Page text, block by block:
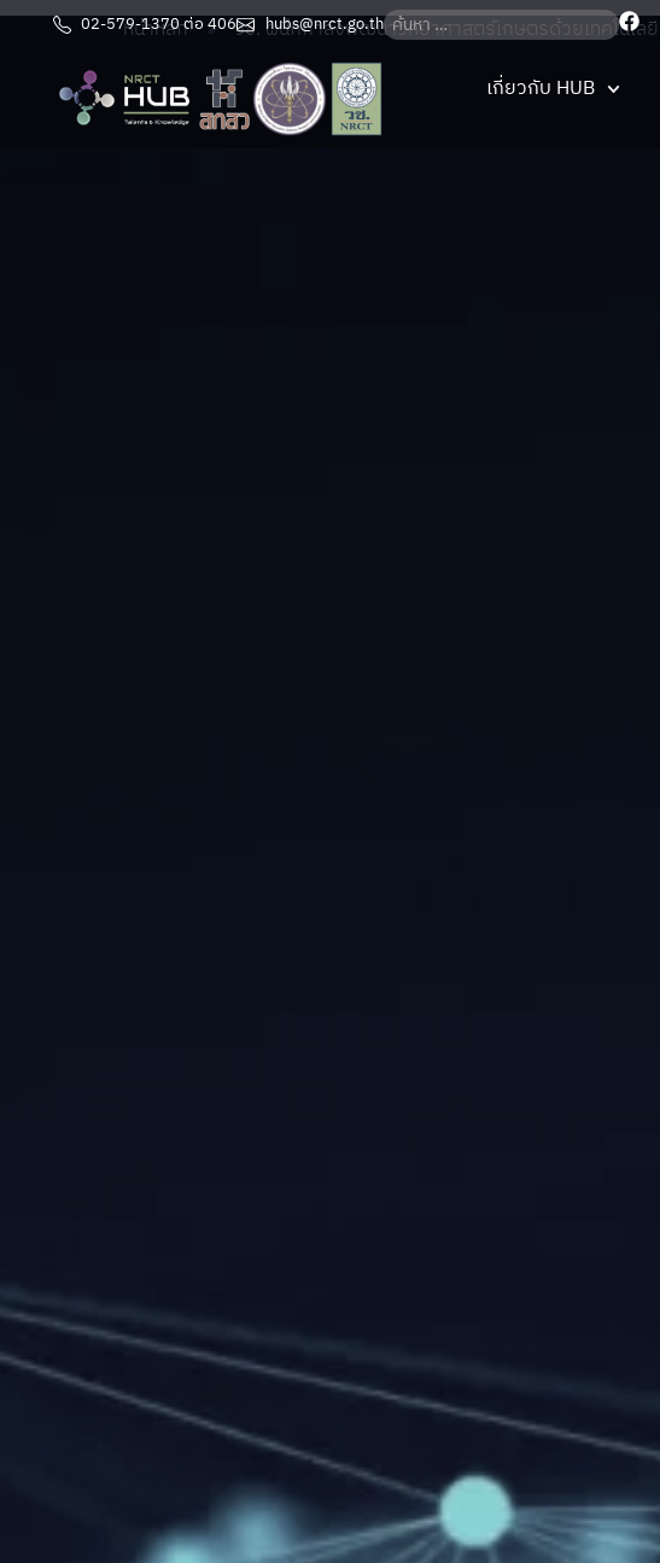
02-579-1370 ต่อ 406 hubs@nrct.go.th
เกี่ยวกับ HUB
หน้าหลัก วช. ผนึกกำลังพัฒนาวิทยาศาสตร์เกษตรด้วยเทคโนโล